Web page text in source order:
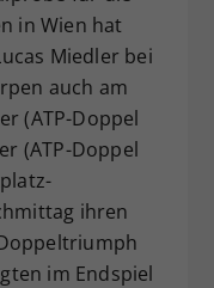
in Wien hat
Miedler bei
auch am
(ATP-Doppel
(ATP-Doppel
ihren
im Endspiel
Ihre Consent-
anderem eine
für die
Ihrer
falls der
dies eingestellt